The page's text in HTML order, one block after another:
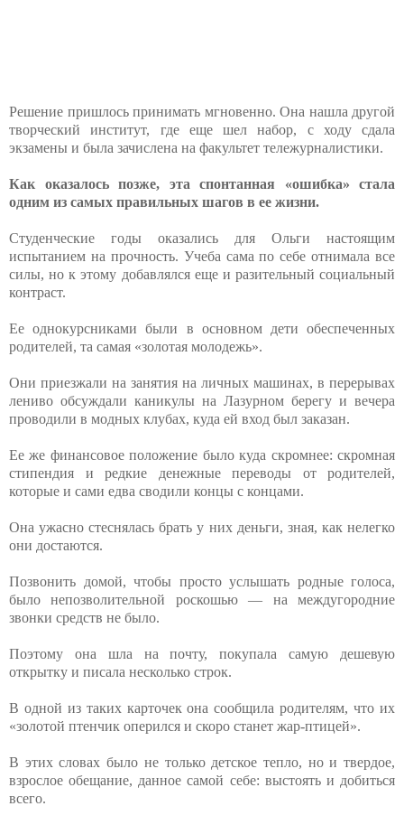
Решение пришлось принимать мгновенно. Она нашла другой
творческий институт, где еще шел набор, с ходу сдала
экзамены и была зачислена на факультет тележурналистики.
Как оказалось позже, эта спонтанная «ошибка» стала
одним из самых правильных шагов в ее жизни.
Студенческие годы оказались для Ольги настоящим
испытанием на прочность. Учеба сама по себе отнимала все
силы, но к этому добавлялся еще и разительный социальный
контраст.
Ее однокурсниками были в основном дети обеспеченных
родителей, та самая «золотая молодежь».
Они приезжали на занятия на личных машинах, в перерывах
лениво обсуждали каникулы на Лазурном берегу и вечера
проводили в модных клубах, куда ей вход был заказан.
Ее же финансовое положение было куда скромнее: скромная
стипендия и редкие денежные переводы от родителей,
которые и сами едва сводили концы с концами.
Она ужасно стеснялась брать у них деньги, зная, как нелегко
они достаются.
Позвонить домой, чтобы просто услышать родные голоса,
было непозволительной роскошью — на междугородние
звонки средств не было.
Поэтому она шла на почту, покупала самую дешевую
открытку и писала несколько строк.
В одной из таких карточек она сообщила родителям, что их
«золотой птенчик оперился и скоро станет жар-птицей».
В этих словах было не только детское тепло, но и твердое,
взрослое обещание, данное самой себе: выстоять и добиться
всего.